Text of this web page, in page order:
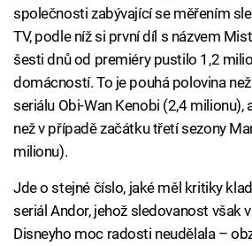
společnosti zabývající se měřením
TV, podle níž si první díl s názvem
šesti dnů od premiéry pustilo 1,2
domácností. To je pouhá polovina
seriálu Obi-Wan Kenobi (2,4 milionu),
než v případě začátku třetí sezony
milionu).
Jde o stejné číslo, jaké měl kritiky
seriál Andor, jehož sledovanost však
Disneyho moc radosti neudělala –